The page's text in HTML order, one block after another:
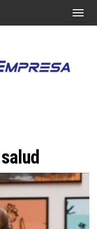
A
v
e
a
salud